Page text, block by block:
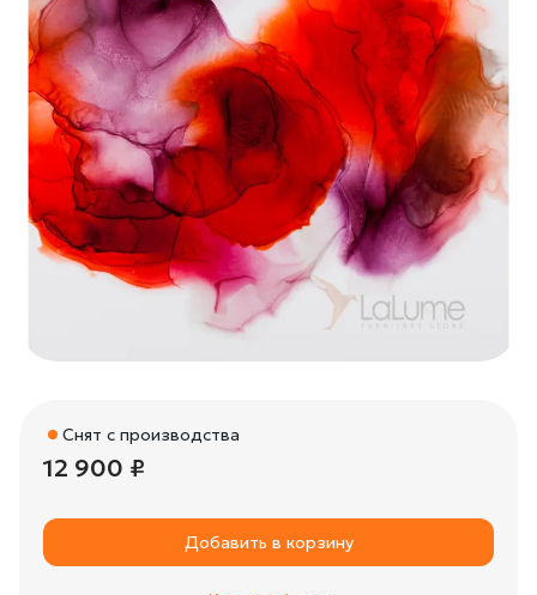
Снят с производства
12 900 ₽
Добавить в корзину